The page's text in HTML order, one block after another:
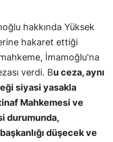
hakkında Yüksek
hakaret ettiği
İmamoğlu'na
verdi. Bu ceza, aynı
siyasi yasakla
Mahkemesi ve
durumunda,
düşecek ve